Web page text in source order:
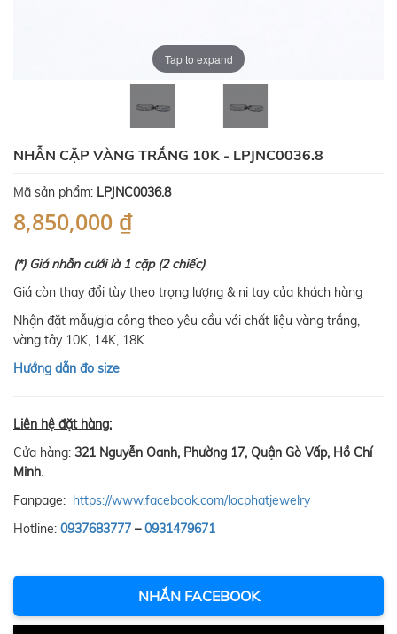
Tap to expand
NHẪN CẶP VÀNG TRẮNG 10K - LPJNC0036.8
Mã sản phẩm: LPJNC0036.8
8,850,000 ₫
(*) Giá nhẫn cưới là 1 cặp (2 chiếc)
Giá còn thay đổi tùy theo trọng lượng & ni tay của khách hàng
Nhận đặt mẫu/gia công theo yêu cầu với chất liệu vàng trắng,
vàng tây 10K, 14K, 18K
Hướng dẫn đo size
Liên hệ đặt hàng:
Cửa hàng: 321 Nguyễn Oanh, Phường 17, Quận Gò Vấp, Hồ Chí
Minh.
Fanpage: https://www.facebook.com/locphatjewelry
Hotline: 0937683777 –0931479671
NHẮN FACEBOOK